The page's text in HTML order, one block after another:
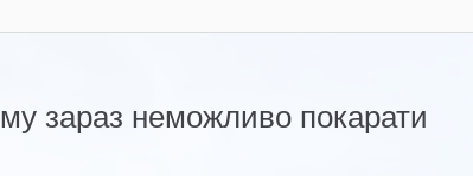
зараз неможливо покарати